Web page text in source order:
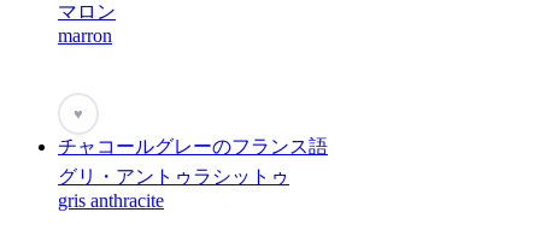
マロン
marron
♥
チャコールグレーのフランス語
グリ・アントゥラシットゥ
gris anthracite